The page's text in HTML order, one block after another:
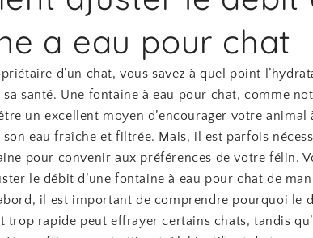
a eau pour chat
d’un chat, vous savez à quel point
santé. Une fontaine à eau pour chat, comme
un excellent moyen d’encourager votre animal
eau fraîche et filtrée. Mais, il est parfois
pour convenir aux préférences de votre félin.
le débit d’une fontaine à eau pour chat de
il est important de comprendre pourquoi le
trop rapide peut effrayer certains chats, tandis